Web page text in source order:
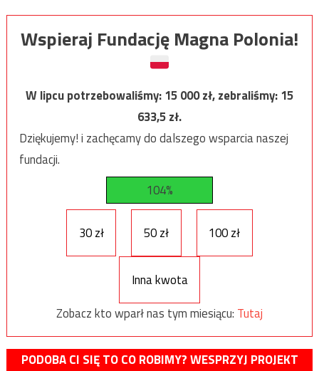
Wspieraj Fundację Magna Polonia!
W lipcu potrzebowaliśmy:15 000zł, zebraliśmy:15
633,5zł.
Dziękujemy! i zachęcamy do dalszego wsparcia naszej
fundacji.
104%
30 zł 50 zł 100 zł
Inna kwota
Zobacz kto wparł nas tym miesiącu: Tutaj
PODOBA CI SIĘ TO CO ROBIMY? WESPRZYJ PROJEKT